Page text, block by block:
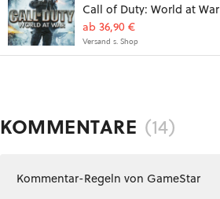
Call of Duty: World at War
ab 36,90 €
Versand s. Shop
KOMMENTARE (14)
Kommentar-Regeln von GameStar